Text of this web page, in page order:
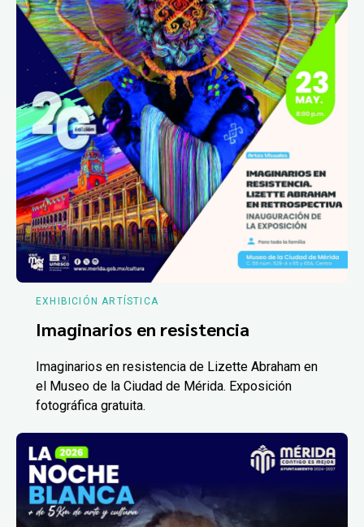
EXHIBICIÓN ARTÍSTICA
Imaginarios en resistencia
Imaginarios en resistencia de Lizette Abraham en
el Museo de la Ciudad de Mérida. Exposición
fotográfica gratuita.